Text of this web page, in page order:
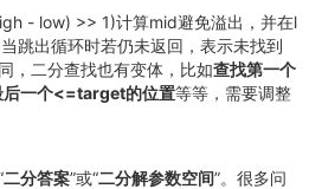
- low) >> 1)计算mid避免溢出，并在l
跳出循环时若仍未返回，表示未找到
，二分查找也有变体，比如查找第一个
后一个<=target的位置等等，需要调整
二分答案”或“二分解参数空间”。很多问